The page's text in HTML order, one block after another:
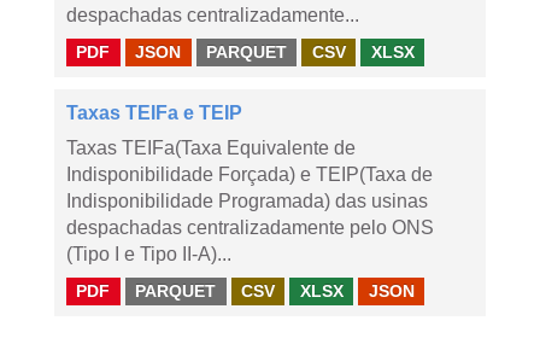
despachadas centralizadamente...
PDF JSON PARQUET CSV XLSX
Taxas TEIFa e TEIP
Taxas TEIFa(Taxa Equivalente de
Indisponibilidade Forçada) e TEIP(Taxa de
Indisponibilidade Programada) das usinas
despachadas centralizadamente pelo ONS
(Tipo I e Tipo II-A)...
PDF PARQUET CSV XLSX JSON